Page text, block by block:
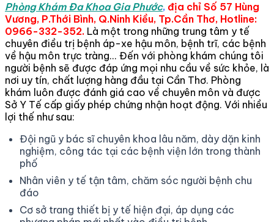
Phòng Khám Đa Khoa Gia Phước, địa chỉ Số 57 Hùng
Vương, P.Thới Bình, Q.Ninh Kiều, Tp.Cần Thơ, Hotline:
0966-332-352. Là một trong những trung tâm y tế
chuyên điều trị bệnh áp-xe hậu môn, bệnh trĩ, các bệnh
về hậu môn trực tràng... Đến với phòng khám chúng tôi
người bệnh sẽ được đáp ứng mọi nhu cầu về sức khỏe, là
nơi uy tín, chất lượng hàng đầu tại Cần Thơ. Phòng
khám luôn được đánh giá cao về chuyên môn và được
Sở Y Tế cấp giấy phép chứng nhận hoạt động. Với nhiều
lợi thế như sau:
Đội ngũ y bác sĩ chuyên khoa lâu năm, dày dặn kinh
nghiệm, công tác tại các bệnh viện lớn trong thành
phố
Nhân viên y tế tận tâm, chăm sóc người bệnh chu
đáo
Cơ sở trang thiết bị y tế hiện đại, áp dụng các